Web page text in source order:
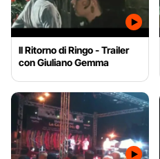
Il Ritorno di Ringo - Trailer
con Giuliano Gemma